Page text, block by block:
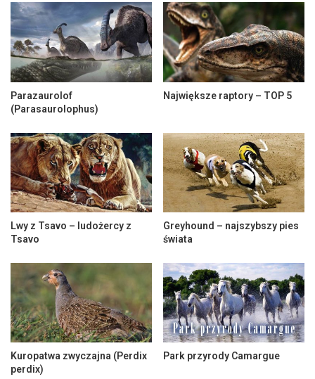
Parazaurolof
(Parasaurolophus)
Największe raptory – TOP 5
Lwy z Tsavo – ludożercy z
Tsavo
Greyhound – najszybszy pies
świata
Kuropatwa zwyczajna (Perdix
perdix)
Park przyrody Camargue